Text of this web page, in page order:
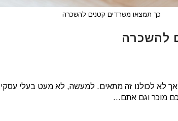
כך תמצאו משרדים קטנים להשכרה
להשכרה
אך לא לכולנו זה מתאים. למעשה, לא מעט בעלי
מוכר וגם אתם…